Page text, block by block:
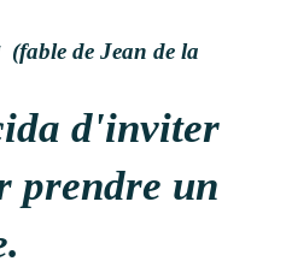
(fable de Jean de la
d'inviter
prendre un